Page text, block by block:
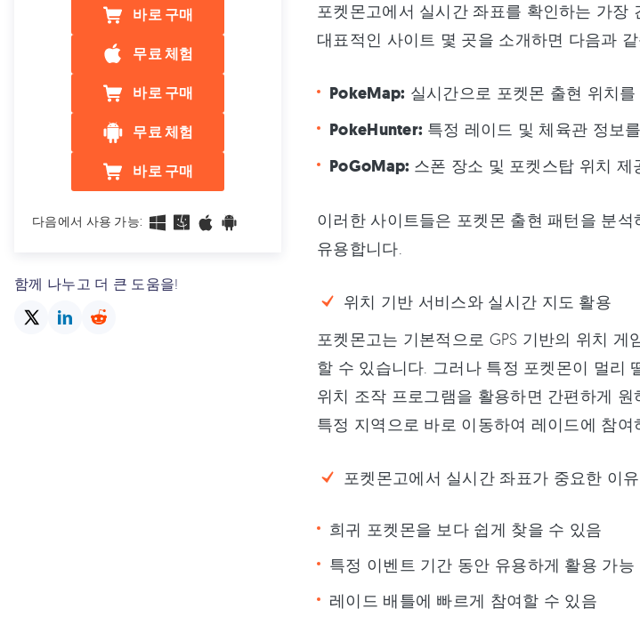
바로 구매
무료 체험
바로 구매
무료 체험
바로 구매
다음에서 사용 가능:
함께 나누고 더 큰 도움을!
포켓몬고에서 실시간 좌표를 확인하는 가장
대표적인 사이트 몇 곳을 소개하면 다음과 같
PokeMap: 실시간으로 포켓몬 출현 위치
PokeHunter: 특정 레이드 및 체육관 정보
PoGoMap: 스폰 장소 및 포켓스탑 위치 제
이러한 사이트들은 포켓몬 출현 패턴을 분
유용합니다.
위치 기반 서비스와 실시간 지도 활용
포켓몬고는 기본적으로 GPS 기반의 위치
할 수 있습니다. 그러나 특정 포켓몬이 멀리
위치 조작 프로그램을 활용하면 간편하게
특정 지역으로 바로 이동하여 레이드에 참
포켓몬고에서 실시간 좌표가 중요한 이유
희귀 포켓몬을 보다 쉽게 찾을 수 있음
특정 이벤트 기간 동안 유용하게 활용 가능
레이드 배틀에 빠르게 참여할 수 있음